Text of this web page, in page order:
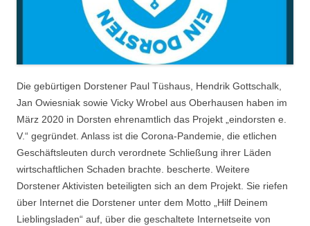
Die gebürtigen Dorstener Paul Tüshaus, Hendrik Gottschalk,
Jan Owiesniak sowie Vicky Wrobel aus Oberhausen haben im
März 2020 in Dorsten ehrenamtlich das Projekt „eindorsten e.
V.“ gegründet. Anlass ist die Corona-Pandemie, die etlichen
Geschäftsleuten durch verordnete Schließung ihrer Läden
wirtschaftlichen Schaden brachte. bescherte. Weitere
Dorstener Aktivisten beteiligten sich an dem Projekt. Sie riefen
über Internet die Dorstener unter dem Motto „Hilf Deinem
Lieblingsladen“ auf, über die geschaltete Internetseite von